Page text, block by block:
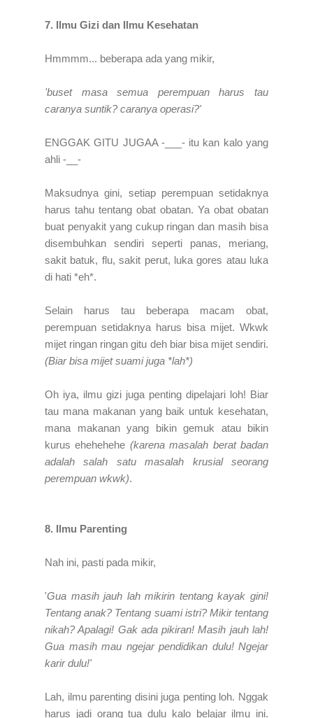
7. Ilmu Gizi dan Ilmu Kesehatan
Hmmmm... beberapa ada yang mikir,
'buset masa semua perempuan harus tau
caranya suntik? caranya operasi?'
ENGGAK GITU JUGAA -___- itu kan kalo yang
ahli -__-
Maksudnya gini, setiap perempuan setidaknya
harus tahu tentang obat obatan. Ya obat obatan
buat penyakit yang cukup ringan dan masih bisa
disembuhkan sendiri seperti panas, meriang,
sakit batuk, flu, sakit perut, luka gores atau luka
di hati *eh*.
Selain harus tau beberapa macam obat,
perempuan setidaknya harus bisa mijet. Wkwk
mijet ringan ringan gitu deh biar bisa mijet sendiri.
(Biar bisa mijet suami juga *lah*)
Oh iya, ilmu gizi juga penting dipelajari loh! Biar
tau mana makanan yang baik untuk kesehatan,
mana makanan yang bikin gemuk atau bikin
kurus ehehehehe (karena masalah berat badan
adalah salah satu masalah krusial seorang
perempuan wkwk).
8. Ilmu Parenting
Nah ini, pasti pada mikir,
'Gua masih jauh lah mikirin tentang kayak gini!
Tentang anak? Tentang suami istri? Mikir tentang
nikah? Apalagi! Gak ada pikiran! Masih jauh lah!
Gua masih mau ngejar pendidikan dulu! Ngejar
karir dulu!'
Lah, ilmu parenting disini juga penting loh. Nggak
harus jadi orang tua dulu kalo belajar ilmu ini.